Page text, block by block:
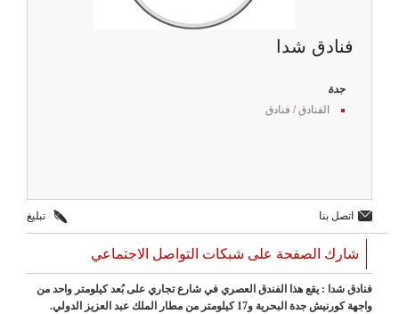
فنادق شدا
جدة
الفنادق/ فنادق
اتصل بنا تبليغ
شارك الصفحة على شبكات التواصل الاجتماعي
فنادق شدا : يقع هذا الفندق العصري في شارع تجاري على بُعد كيلومتر واحد من
واجهة كورنيش جدة البحرية و17 كيلومتر من مطار الملك عبد العزيز الدولي.